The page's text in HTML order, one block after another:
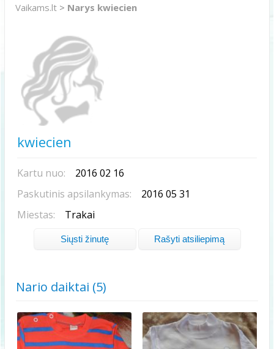
Vaikams.lt > Narys kwiecien
kwiecien
Kartu nuo:
2016 02 16
Paskutinis apsilankymas:
2016 05 31
Miestas:
Trakai
Siųsti žinutę Rašyti atsiliepimą
Nario daiktai (5)